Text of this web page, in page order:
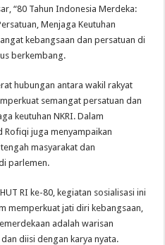
“80 Tahun Indonesia Merdeka:
Menjaga Keutuhan
kebangsaan dan persatuan di
berkembang.
hubungan antara wakil rakyat
semangat persatuan dan
keutuhan NKRI. Dalam
Rofiqi juga menyampaikan
masyarakat dan
parlemen.
RI ke-80, kegiatan sosialisasi ini
memperkuat jati diri kebangsaan,
adalah warisan
diisi dengan karya nyata.